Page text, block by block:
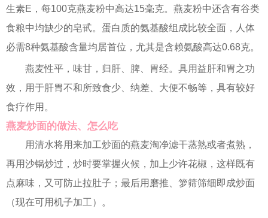
生素E，每100克燕麦粉中高达15毫克。燕麦粉中还含有谷类
食粮中均缺少的皂甙。蛋白质的氨基酸组成比较全面，人体
必需8种氨基酸含量均居首位，尤其是含赖氨酸高达0.68克。
燕麦性平，味甘，归肝、脾、胃经。具用益肝和胃之功
效，用于肝胃不和所致食少、纳差、大便不畅等，具有较好
食疗作用。
燕麦炒面的做法、怎么吃
用清水将用来加工炒面的燕麦淘净滤干蒸熟或者煮熟，
再用沙锅炒过，炒时要掌握火候，加上少许花椒，这样既有
点麻味，又可防止拉肚子；最后用磨推、箩筛筛细即成炒面
（现在可用机子加工）。